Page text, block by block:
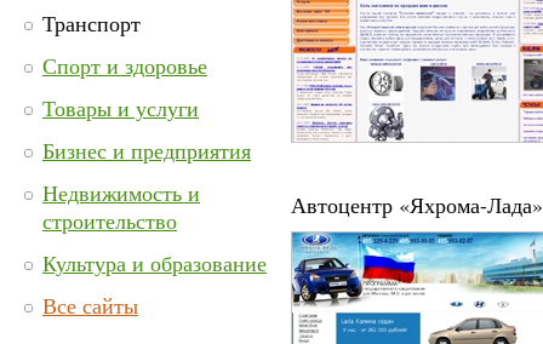
Транспорт
Спорт и здоровье
Товары и услуги
Бизнес и предприятия
Недвижимость и
строительство
Культура и образование
Все сайты
Автоцентр «Яхрома-Лада»